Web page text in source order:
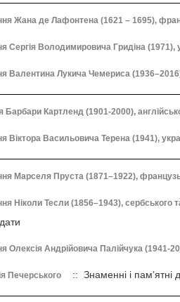
Жана де Лафонтена (1621 – 1695),
Сергія Володимировича Гридіна
Валентина Лукича Чемериса
Барбари Картленд (1901-2000),
Віктора Васильовича Терена (1941),
Марселя Пруста (1871–1922),
Ніколи Тесли (1856–1943), сербського
Олексія Андрійовича Палійчука (1941-
Печерського :: Знаменні і пам’ятні